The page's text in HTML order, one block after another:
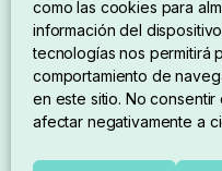
como las cookies para
información del
tecnologías nos permitirá
comportamiento de
en este sitio. No
afectar negativamente a